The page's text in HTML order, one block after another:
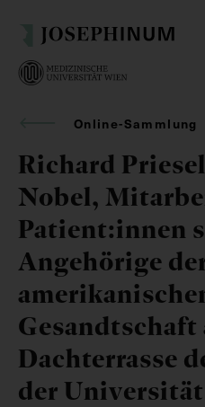
Online-Sammlung
Richard
Nobel,
Patient:innen
Angehörige
Gesandtschaft
Dachterrasse
der